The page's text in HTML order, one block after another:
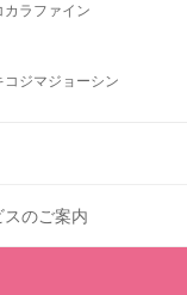
カラファイン
コジマジョーシン
のご案内